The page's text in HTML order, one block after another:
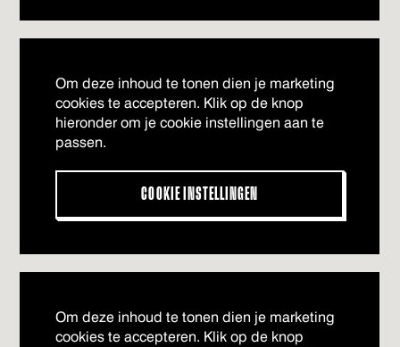
Om deze inhoud te tonen dien je marketing
cookies te accepteren. Klik op de knop
hieronder om je cookie instellingen aan te
passen.
COOKIE INSTELLINGEN
Om deze inhoud te tonen dien je marketing
cookies te accepteren. Klik op de knop